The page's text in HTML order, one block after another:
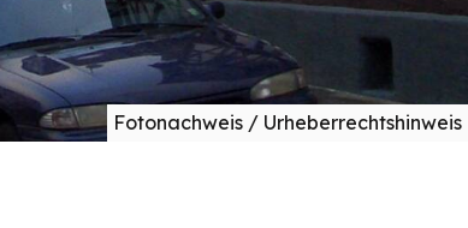
Fotonachweis / Urheberrechtshinweis